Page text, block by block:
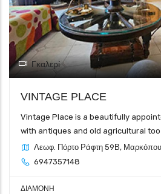
Γκαλερί
VINTAGE PLACE
Vintage Place is a beautifully
with antiques and old agricultural too
Λεωφ. Πόρτο Ράφτη 59Β,
6947357148
ΔΙΑΜΟΝΗ